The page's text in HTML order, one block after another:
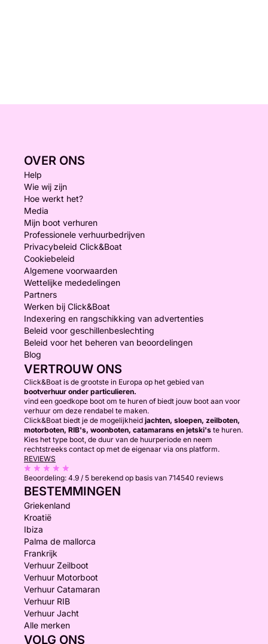
OVER ONS
Help
Wie wij zijn
Hoe werkt het?
Media
Mijn boot verhuren
Professionele verhuurbedrijven
Privacybeleid Click&Boat
Cookiebeleid
Algemene voorwaarden
Wettelijke mededelingen
Partners
Werken bij Click&Boat
Indexering en rangschikking van advertenties
Beleid voor geschillenbeslechting
Beleid voor het beheren van beoordelingen
Blog
VERTROUW ONS
Click&Boat is de grootste in Europa op het gebied van
bootverhuur onder particulieren.
vind een goedkope boot om te huren of biedt jouw boot aan voor
verhuur om deze rendabel te maken.
Click&Boat biedt je de mogelijkheid jachten, sloepen, zeilboten,
motorboten, RIB's, woonboten, catamarans en jetski's te huren.
Kies het type boot, de duur van de huurperiode en neem
rechtstreeks contact op met de eigenaar via ons platform.
REVIEWS
Beoordeling: 4.9 / 5 berekend op basis van 714540 reviews
BESTEMMINGEN
Griekenland
Kroatië
Ibiza
Palma de mallorca
Frankrijk
Verhuur Zeilboot
Verhuur Motorboot
Verhuur Catamaran
Verhuur RIB
Verhuur Jacht
Alle merken
VOLG ONS